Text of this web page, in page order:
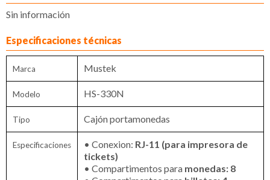
Sin información
Especificaciones técnicas
Marca Mustek
Modelo HS-330N
Tipo Cajón portamonedas
Especificaciones • Conexion: RJ-11 (para impresora de
tickets)
• Compartimentos para monedas: 8